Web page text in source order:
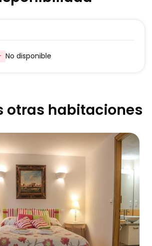
No disponible
otras habitaciones